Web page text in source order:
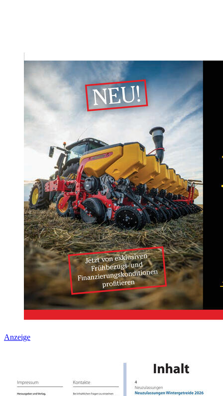
Anzeige